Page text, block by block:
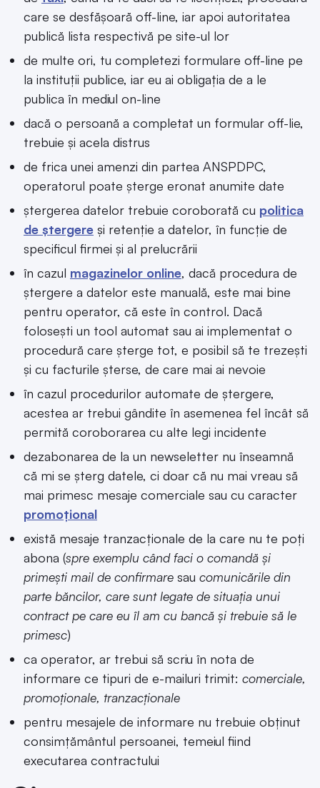
care se desfășoară off-line, iar apoi autoritatea
publică lista respectivă pe site-ul lor
de multe ori, tu completezi formulare off-line pe
la instituții publice, iar eu ai obligația de a le
publica în mediul on-line
dacă o persoană a completat un formular off-lie,
trebuie și acela distrus
de frica unei amenzi din partea ANSPDPC,
operatorul poate șterge eronat anumite date
ștergerea datelor trebuie coroborată cu politica
de ștergere și retenție a datelor, în funcție de
specificul firmei și al prelucrării
în cazul magazinelor online, dacă procedura de
ștergere a datelor este manuală, este mai bine
pentru operator, că este în control. Dacă
folosești un tool automat sau ai implementat o
procedură care șterge tot, e posibil să te trezești
și cu facturile șterse, de care mai ai nevoie
în cazul procedurilor automate de ștergere,
acestea ar trebui gândite în asemenea fel încât să
permită coroborarea cu alte legi incidente
dezabonarea de la un newseletter nu înseamnă
că mi se șterg datele, ci doar că nu mai vreau să
mai primesc mesaje comerciale sau cu caracter
promoțional
există mesaje tranzacționale de la care nu te poți
abona (spre exemplu când faci o comandă și
primești mail de confirmare sau comunicările din
parte băncilor, care sunt legate de situația unui
contract pe care eu îl am cu bancă și trebuie să le
primesc)
ca operator, ar trebui să scriu în nota de
informare ce tipuri de e-mailuri trimit: comerciale,
promoționale, tranzacționale
pentru mesajele de informare nu trebuie obținut
consimțământul persoanei, temeiul fiind
executarea contractului